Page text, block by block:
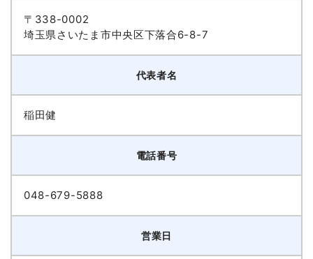
〒338-0002
埼玉県さいたま市中央区下落合6-8-7
代表者名
稲田健
電話番号
048-679-5888
営業日